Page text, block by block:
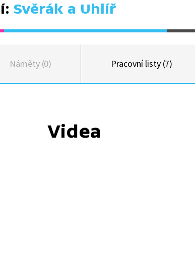
Svěrák a Uhlíř
Náměty (0) Pracovní listy (7)
Videa